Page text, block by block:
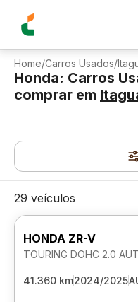
Home/Carros Usados/
Honda: Carros
comprar em
29 veículos
HONDA ZR-V
TOURING DOHC 2.0
41.360 km2024/2025